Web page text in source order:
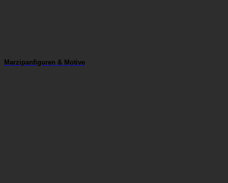
Marzipanfiguren & Motive